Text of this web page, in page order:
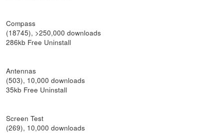
Compass
(18745), >250,000 downloads
286kb Free Uninstall
Antennas
(503), 10,000 downloads
35kb Free Uninstall
Screen Test
(269), 10,000 downloads